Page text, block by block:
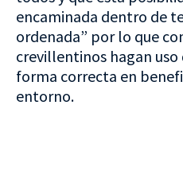
encaminada dentro de
ordenada” por lo que
crevillentinos hagan uso
forma correcta en
entorno.